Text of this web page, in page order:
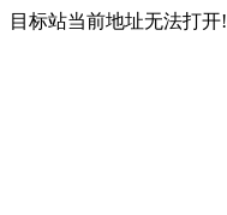
目标站当前地址无法打开!